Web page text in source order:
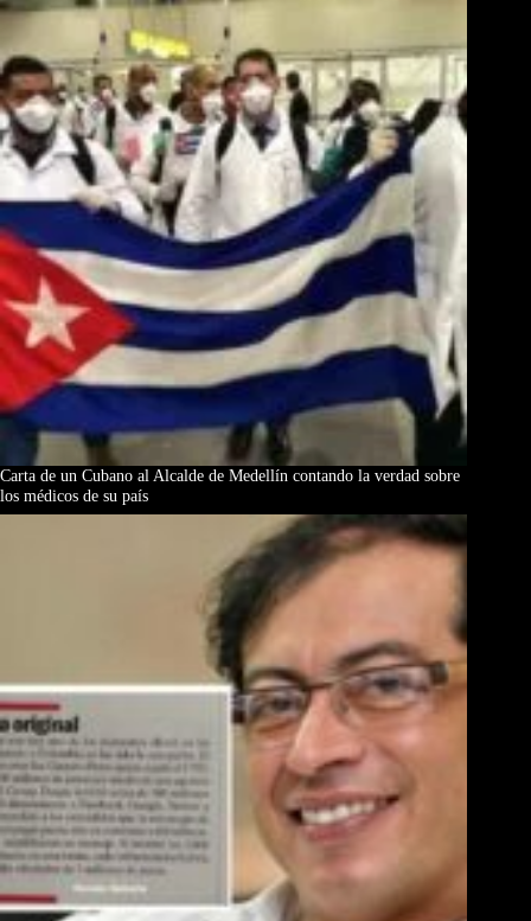
Carta de un Cubano al Alcalde de Medellín contando la verdad sobre
los médicos de su país